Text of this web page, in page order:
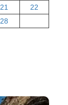
21
22
28